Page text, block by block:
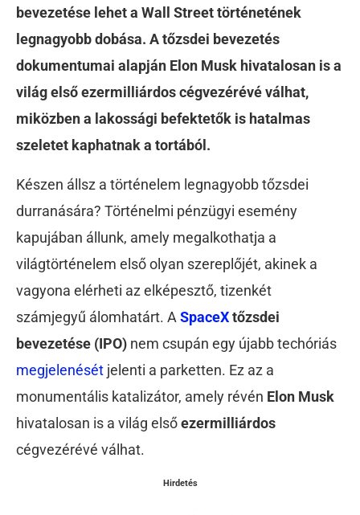
bevezetése lehet a Wall Street történetének
legnagyobb dobása. A tőzsdei bevezetés
dokumentumai alapján Elon Musk hivatalosan is a
világ első ezermilliárdos cégvezérévé válhat,
miközben a lakossági befektetők is hatalmas
szeletet kaphatnak a tortából.
Készen állsz a történelem legnagyobb tőzsdei
durranására? Történelmi pénzügyi esemény
kapujában állunk, amely megalkothatja a
világtörténelem első olyan szereplőjét, akinek a
vagyona elérheti az elképesztő, tizenkét
számjegyű álomhatárt. A SpaceXtőzsdei
bevezetése (IPO) nem csupán egy újabb techóriás
megjelenését jelenti a parketten. Ez az a
monumentális katalizátor, amely révén Elon Musk
hivatalosan is a világ elsőezermilliárdos
cégvezérévé válhat.
Hirdetés